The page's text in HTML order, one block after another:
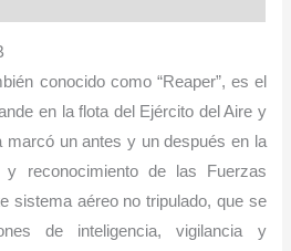
conocido como “Reaper”, es el
en la flota del Ejército del Aire y
marcó un antes y un después en la
y reconocimiento de las Fuerzas
sistema aéreo no tripula­do, que se
de inteligencia, vigilancia y